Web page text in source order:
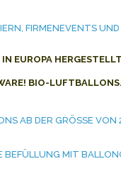
FIRMENEVENTS UND
EUROPA
BIO-LUFTBALLONS.
AB DER GRÖSSE VON
MIT